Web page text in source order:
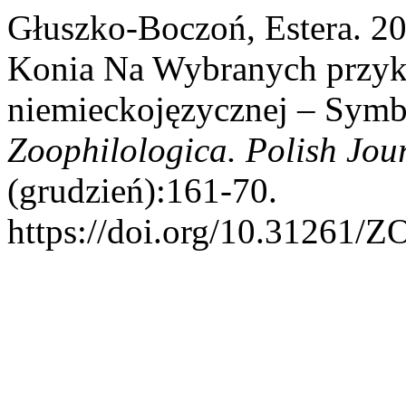
Głuszko-Boczoń, Estera.
Konia Na Wybranych
niemieckojęzycznej –
Zoophilologica. Polish
(grudzień):161-70.
https://doi.org/10.31261/